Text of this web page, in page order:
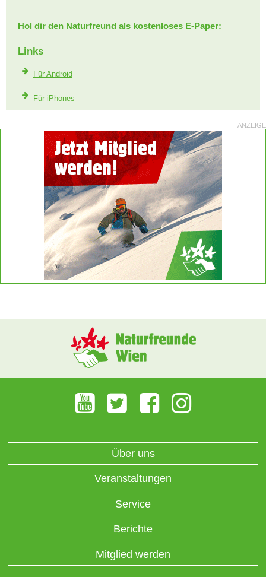
Hol dir den Naturfreund als kostenloses E-Paper:
Links
Für Android
Für iPhones
ANZEIGE
Über uns
Veranstaltungen
Service
Berichte
Mitglied werden